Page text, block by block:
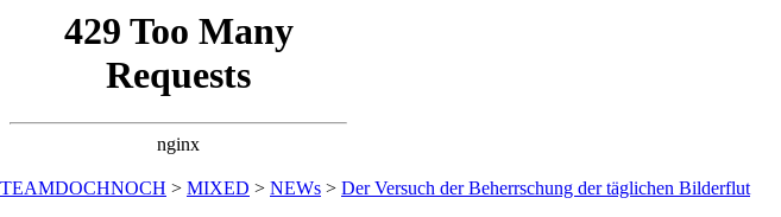
TEAMDOCHNOCH > MIXED > NEWs > Der Versuch der Beherrschung der täglichen Bilderflut